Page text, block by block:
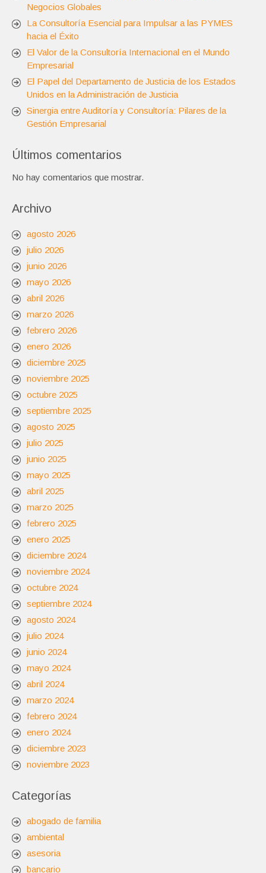
Negocios Globales
La Consultoría Esencial para Impulsar a las PYMES
hacia el Éxito
El Valor de la Consultoría Internacional en el Mundo
Empresarial
El Papel del Departamento de Justicia de los Estados
Unidos en la Administración de Justicia
Sinergia entre Auditoría y Consultoría: Pilares de la
Gestión Empresarial
Últimos comentarios
No hay comentarios que mostrar.
Archivo
agosto 2026
julio 2026
junio 2026
mayo 2026
abril 2026
marzo 2026
febrero 2026
enero 2026
diciembre 2025
noviembre 2025
octubre 2025
septiembre 2025
agosto 2025
julio 2025
junio 2025
mayo 2025
abril 2025
marzo 2025
febrero 2025
enero 2025
diciembre 2024
noviembre 2024
octubre 2024
septiembre 2024
agosto 2024
julio 2024
junio 2024
mayo 2024
abril 2024
marzo 2024
febrero 2024
enero 2024
diciembre 2023
noviembre 2023
Categorías
abogado de familia
ambiental
asesoria
bancario